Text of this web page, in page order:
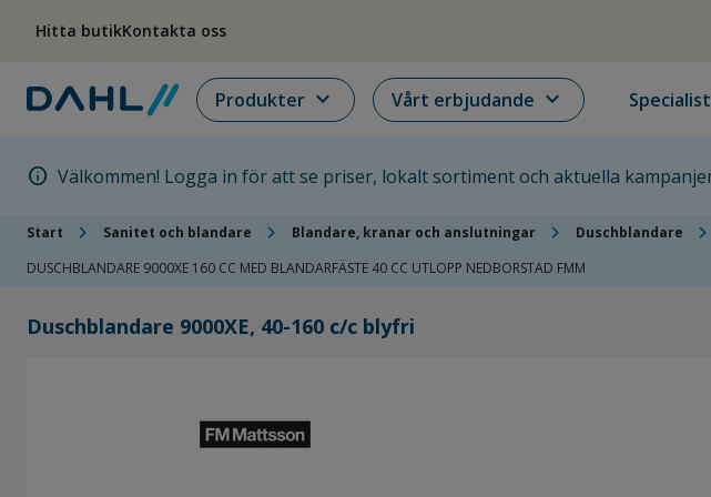
Hitta butikKontakta oss
Produkter expand_more Vårt erbjudande expand_more
info Välkommen! Logga in för att se priser, lokalt sortiment och aktuella
Start chevron_right Sanitet och blandare chevron_right Blandare, kranar och anslutningar chevron_right Duschblandare chevron_right
DUSCHBLANDARE 9000XE 160 CC MED BLANDARFÄSTE 40 CC UTLOPP NEDBORSTAD FMM
Duschblandare 9000XE, 40-160 c/c blyfri